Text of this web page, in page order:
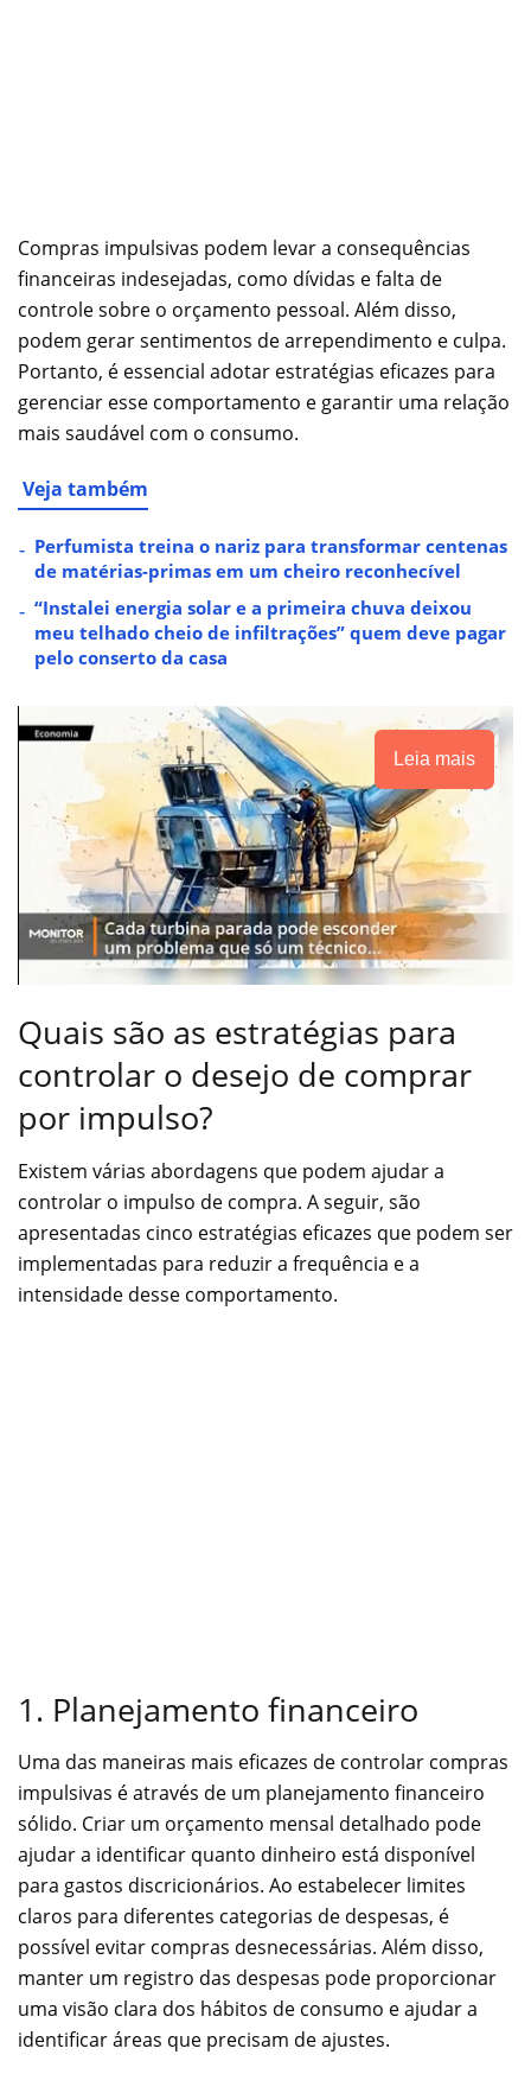
Compras impulsivas podem levar a consequências
financeiras indesejadas, como dívidas e falta de
controle sobre o orçamento pessoal. Além disso,
podem gerar sentimentos de arrependimento e culpa.
Portanto, é essencial adotar estratégias eficazes para
gerenciar esse comportamento e garantir uma relação
mais saudável com o consumo.
Veja também
Perfumista treina o nariz para transformar centenas
de matérias-primas em um cheiro reconhecível
“Instalei energia solar e a primeira chuva deixou
meu telhado cheio de infiltrações” quem deve pagar
pelo conserto da casa
Leia mais
Quais são as estratégias para
controlar o desejo de comprar
por impulso?
Existem várias abordagens que podem ajudar a
controlar o impulso de compra. A seguir, são
apresentadas cinco estratégias eficazes que podem ser
implementadas para reduzir a frequência e a
intensidade desse comportamento.
1. Planejamento financeiro
Uma das maneiras mais eficazes de controlar compras
impulsivas é através de um planejamento financeiro
sólido. Criar um orçamento mensal detalhado pode
ajudar a identificar quanto dinheiro está disponível
para gastos discricionários. Ao estabelecer limites
claros para diferentes categorias de despesas, é
possível evitar compras desnecessárias. Além disso,
manter um registro das despesas pode proporcionar
uma visão clara dos hábitos de consumo e ajudar a
identificar áreas que precisam de ajustes.